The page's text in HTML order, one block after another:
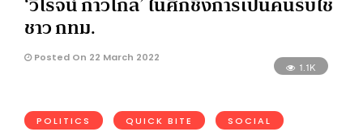
ชาว กทม.
Posted On 22 March 2022
1.1K
POLITICS QUICK BITE SOCIAL